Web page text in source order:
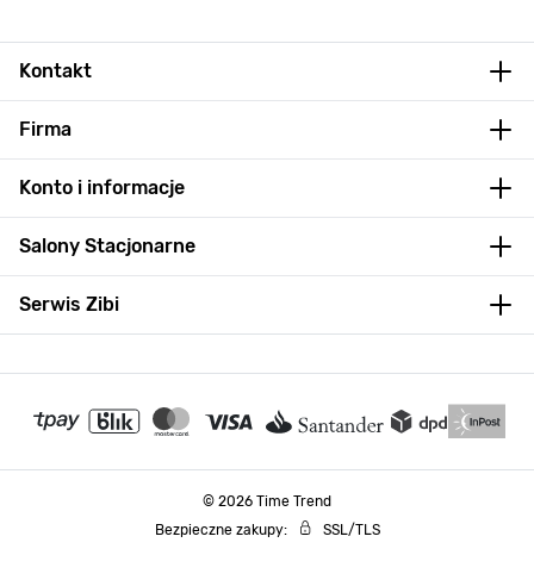
Kontakt
Firma
Konto i informacje
Salony Stacjonarne
Serwis Zibi
© 2026 Time Trend
Bezpieczne zakupy:
SSL/TLS